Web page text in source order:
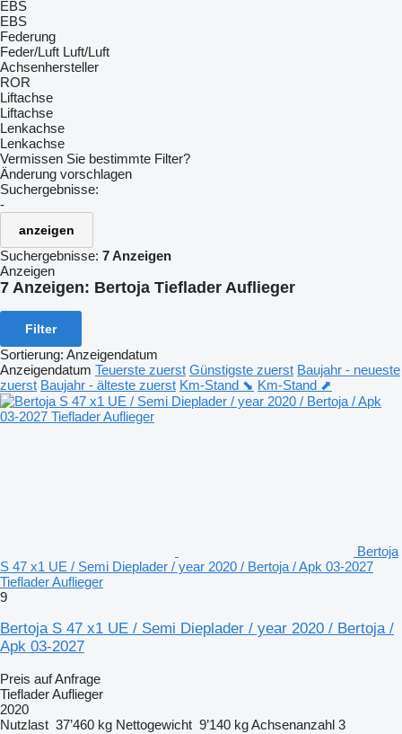
EBS
EBS
Federung
Feder/Luft Luft/Luft
Achsenhersteller
ROR
Liftachse
Liftachse
Lenkachse
Lenkachse
Vermissen Sie bestimmte Filter?
Änderung vorschlagen
Suchergebnisse:
-
anzeigen
Suchergebnisse: 7 Anzeigen
Anzeigen
7 Anzeigen: Bertoja Tieflader Auflieger
Filter
Sortierung: Anzeigendatum
Anzeigendatum Teuerste zuerst Günstigste zuerst Baujahr - neueste
zuerst Baujahr - älteste zuerst Km-Stand ⬊ Km-Stand ⬈
Bertoja
S 47 x1 UE / Semi Dieplader / year 2020 / Bertoja / Apk 03-2027
Tieflader Auflieger
9
Bertoja S 47 x1 UE / Semi Dieplader / year 2020 / Bertoja /
Apk 03-2027
Preis auf Anfrage
Tieflader Auflieger
2020
Nutzlast 37’460 kg Nettogewicht 9’140 kgAchsenanzahl 3